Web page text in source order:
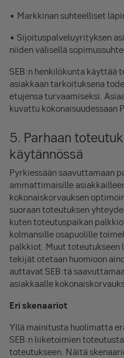
• Markkinan suhteelliset
• Sijoituspalveluyrityksen
niiden välisellä
SEB:n henkilökunta käyttää
asiakkaan tarkoituksena
etujensa turvaamiseksi.
kuvattu kokonaisuudessaan
5. Parhaan
käytännössä
Pyrkiessään saavuttamaan
ammattimaisille
kokonaiskorvauksen
suoraan toteutuksen
kuten toteutuspaikan
kolmansille osapuolille
palkkiot. Muut
tekijät otetaan huomioon
auttavat SEB:tä
asiakkaalle
Eri skenaariot
Yllä mainitusta huolimatta
SEB:n liiketoimien
toteutukseen. Näitä